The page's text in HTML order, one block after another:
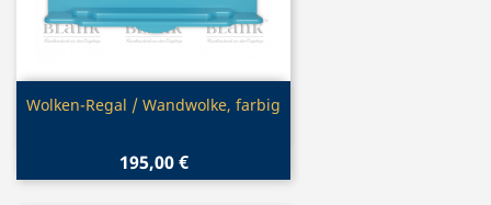
Vorschau
Wolken-Regal / Wandwolke, farbig
195,00 €